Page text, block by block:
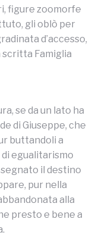
figure zoomorfe
gli oblò per
d’accesso,
Famiglia
se da un lato ha
di Giuseppe, che
buttandoli a
egualitarismo
il destino
pur nella
alla
presto e bene a